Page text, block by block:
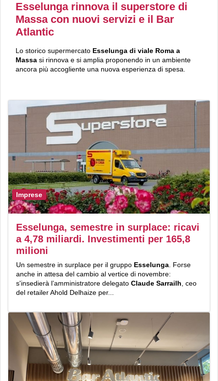
Esselunga rinnova il superstore di
Massa con nuovi servizi e il Bar
Atlantic
Lo storico supermercato Esselunga di viale Roma a
Massa si rinnova e si amplia proponendo in un ambiente
ancora più accogliente una nuova esperienza di spesa.
Imprese
Esselunga, semestre in surplace: ricavi
a 4,78 miliardi. Investimenti per 165,8
milioni
Un semestre in surplace per il gruppo Esselunga . Forse
anche in attesa del cambio al vertice di novembre:
s'insedierà l’amministratore delegato Claude Sarrailh , ceo
del retailer Ahold Delhaize per...